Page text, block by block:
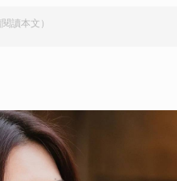
讀本文）